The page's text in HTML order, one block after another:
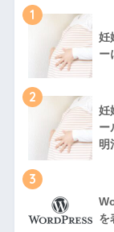
1
妊
ー
2
妊
ー
明
3
を